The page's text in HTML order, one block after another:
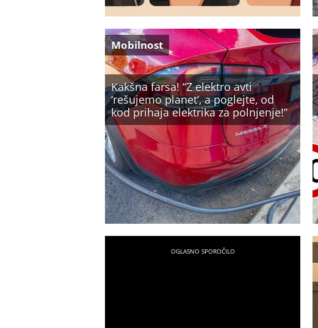
Kakšna farsa! “Z elektro avti
‘rešujemo planet’, a poglejte, od
kod prihaja elektrika za polnjenje!”
Mobilnost